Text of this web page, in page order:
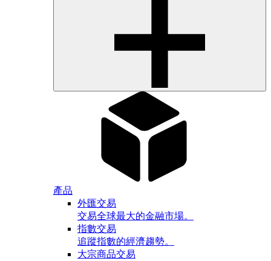
產品
外匯交易
交易全球最大的金融市場。
指數交易
追蹤指數的經濟趨勢。
大宗商品交易